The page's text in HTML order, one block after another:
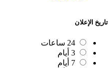
تاريخ الإعلان
24 ساعات
3 أيام
7 أيام